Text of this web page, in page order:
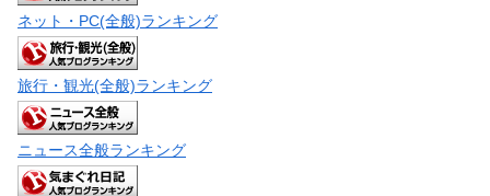
ネット・PC(全般)ランキング
旅行・観光(全般)ランキング
ニュース全般ランキング